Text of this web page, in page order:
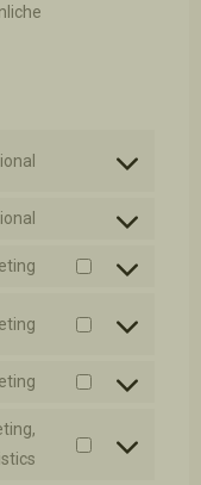
pagebuilder-
wordpress
Consent
service
Consent
recaptcha
Consent
service
Consent